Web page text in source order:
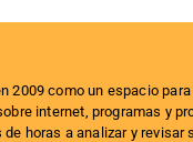
2009 como un espacio
internet, programas y
horas a analizar y revisar